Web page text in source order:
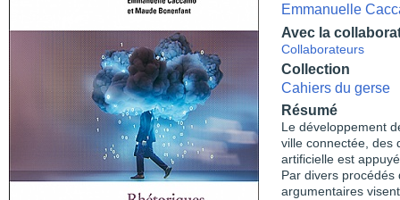
Emmanuelle
Avec la
Collaborateurs
Collection
Cahiers du gerse
Résumé
Le développement
ville connectée, des
artificielle est
Par divers
argumentaires